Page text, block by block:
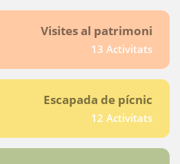
Visites al patrimoni
13 Activitats
Escapada de pícnic
12 Activitats